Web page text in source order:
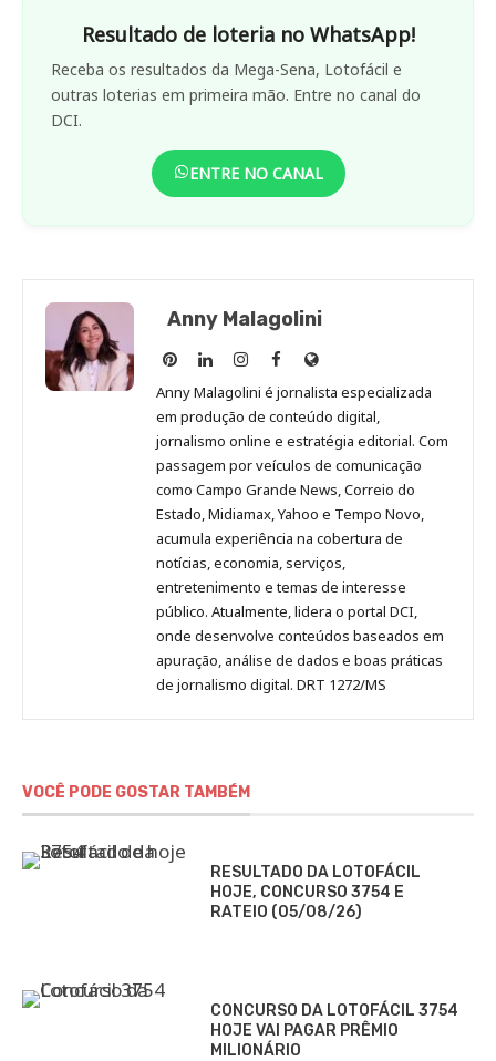
Resultado de loteria no WhatsApp!
Receba os resultados da Mega-Sena, Lotofácil e
outras loterias em primeira mão. Entre no canal do
DCI.
ENTRE NO CANAL
Anny Malagolini
Anny
Malagolini
no
Pinterest
Anny
Malagolini
no
LinkedIn
Anny
Malagolini
no
Instagram
Anny
Malagolini
no
Facebook
Site
de
Anny
Malagolini
Anny Malagolini é jornalista especializada
em produção de conteúdo digital,
jornalismo online e estratégia editorial. Com
passagem por veículos de comunicação
como Campo Grande News, Correio do
Estado, Midiamax, Yahoo e Tempo Novo,
acumula experiência na cobertura de
notícias, economia, serviços,
entretenimento e temas de interesse
público. Atualmente, lidera o portal DCI,
onde desenvolve conteúdos baseados em
apuração, análise de dados e boas práticas
de jornalismo digital. DRT 1272/MS
VOCÊ PODE GOSTAR TAMBÉM
RESULTADO DA LOTOFÁCIL
HOJE, CONCURSO 3754 E
RATEIO (05/08/26)
CONCURSO DA LOTOFÁCIL 3754
HOJE VAI PAGAR PRÊMIO
MILIONÁRIO